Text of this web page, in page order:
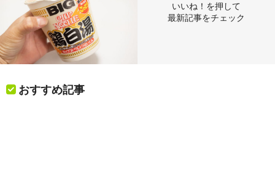
いいね！を押して
最新記事をチェック
おすすめ記事